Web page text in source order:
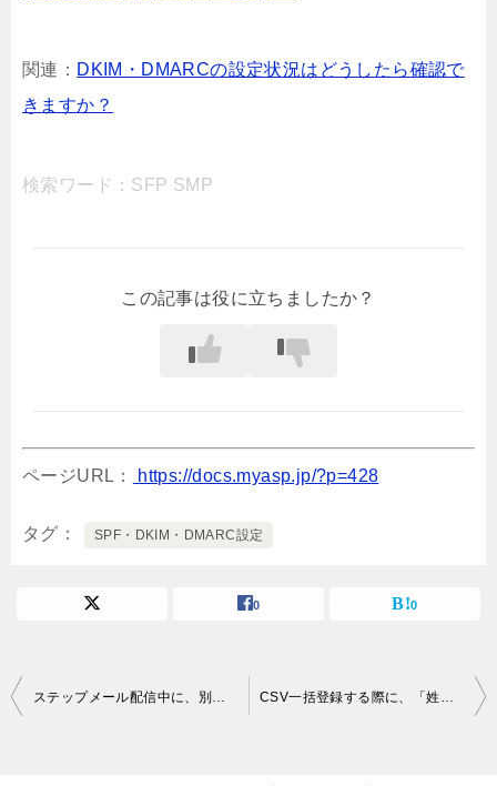
関連： DKIM・DMARCの設定状況はどうしたら確認で
きますか？
検索ワード：SFP SMP
この記事は役に立ちましたか？
ページURL： https://docs.myasp.jp/?p=428
タグ SPF・DKIM・DMARC設定
0 0
投
ステップメール配信中に、別のフォーム（シナリオ）に登録したら、途中で配信を自動で停止させることは可能でしょうか？ CSV一括登録する際に、「姓名」の区別がないリストを登録したいのですが、氏名を１つのフィールドにまとめるにはどうすればよろしいでしょうか？